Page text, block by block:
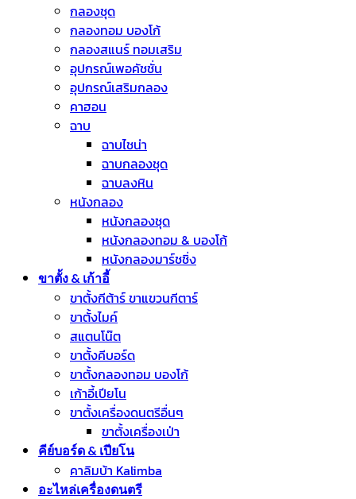
กลองชุด
กลองทอม บองโก้
กลองสแนร์ ทอมเสริม
อุปกรณ์เพอคัชชั่น
อุปกรณ์เสริมกลอง
คาฮอน
ฉาบ
ฉาบไชน่า
ฉาบกลองชุด
ฉาบลงหิน
หนังกลอง
หนังกลองชุด
หนังกลองทอม & บองโก้
หนังกลองมาร์ชชิ่ง
ขาตั้ง & เก้าอี้
ขาตั้งกีต้าร์ ขาแขวนกีตาร์
ขาตั้งไมค์
สแตนโน๊ต
ขาตั้งคีบอร์ด
ขาตั้งกลองทอม บองโก้
เก้าอี้เปียโน
ขาตั้งเครื่องดนตรีอื่นๆ
ขาตั้งเครื่องเป่า
คีย์บอร์ด & เปียโน
คาลิมบ้า Kalimba
อะไหล่เครื่องดนตรี